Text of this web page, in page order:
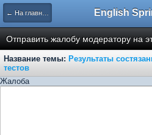
← На главную
Отправить жалобу модератору на
Название темы: Результаты
тестов
Жалоба